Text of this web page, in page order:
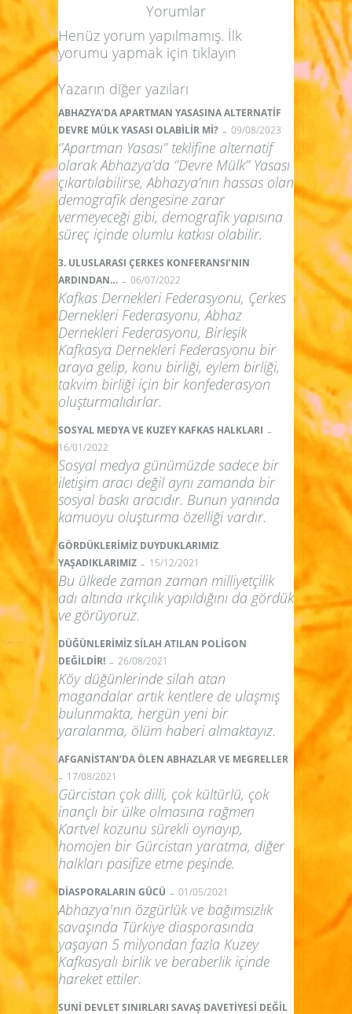
Yorumlar
Henüz yorum yapılmamış. İlk
yorumu yapmak için tıklayın
Yazarın diğer yazıları
ABHAZYA’DA APARTMAN YASASINA ALTERNATİF
DEVRE MÜLK YASASI OLABİLİR Mİ? - 09/08/2023
‘’Apartman Yasası’’ teklifine alternatif
olarak Abhazya’da ‘’Devre Mülk’’ Yasası
çıkartılabilirse, Abhazya’nın hassas olan
demografik dengesine zarar
vermeyeceği gibi, demografik yapısına
süreç içinde olumlu katkısı olabilir.
3. ULUSLARASI ÇERKES KONFERANSI’NIN
ARDINDAN… - 06/07/2022
Kafkas Dernekleri Federasyonu, Çerkes
Dernekleri Federasyonu, Abhaz
Dernekleri Federasyonu, Birleşik
Kafkasya Dernekleri Federasyonu bir
araya gelip, konu birliği, eylem birliği,
takvim birliği için bir konfederasyon
oluşturmalıdırlar.
SOSYAL MEDYA VE KUZEY KAFKAS HALKLARI -
16/01/2022
Sosyal medya günümüzde sadece bir
iletişim aracı değil aynı zamanda bir
sosyal baskı aracıdır. Bunun yanında
kamuoyu oluşturma özelliği vardır.
GÖRDÜKLERİMİZ DUYDUKLARIMIZ
YAŞADIKLARIMIZ - 15/12/2021
Bu ülkede zaman zaman milliyetçilik
adı altında ırkçılık yapıldığını da gördük
ve görüyoruz.
DÜĞÜNLERİMİZ SİLAH ATILAN POLİGON
DEĞİLDİR! - 26/08/2021
Köy düğünlerinde silah atan
magandalar artık kentlere de ulaşmış
bulunmakta, hergün yeni bir
yaralanma, ölüm haberi almaktayız.
AFGANİSTAN’DA ÖLEN ABHAZLAR VE MEGRELLER
- 17/08/2021
Gürcistan çok dilli, çok kültürlü, çok
inançlı bir ülke olmasına rağmen
Kartvel kozunu sürekli oynayıp,
homojen bir Gürcistan yaratma, diğer
halkları pasifize etme peşinde.
DİASPORALARIN GÜCÜ - 01/05/2021
Abhazya'nın özgürlük ve bağımsızlık
savaşında Türkiye diasporasında
yaşayan 5 milyondan fazla Kuzey
Kafkasyalı birlik ve beraberlik içinde
hareket ettiler.
SUNİ DEVLET SINIRLARI SAVAŞ DAVETİYESİ DEĞİL